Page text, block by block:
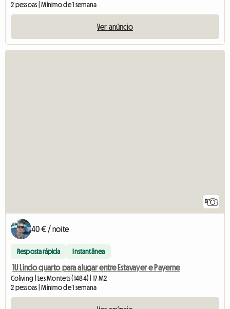
2 pessoas | Mínimo de 1 semana
Ver anúncio
5
40 € / noite
Resposta rápida Instantânea
1U Lindo quarto para alugar entre Estavayer e Payerne
Coliving | Les Montets (1484) | 17 M2
2 pessoas | Mínimo de 1 semana